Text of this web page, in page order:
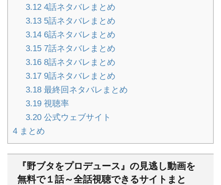
3.124話ネタバレまとめ
3.135話ネタバレまとめ
3.146話ネタバレまとめ
3.157話ネタバレまとめ
3.168話ネタバレまとめ
3.179話ネタバレまとめ
3.18最終回ネタバレまとめ
3.19視聴率
3.20公式ウェブサイト
4 まとめ
『野ブタをプロデュース』の見逃し動画を
無料で１話～全話視聴できるサイトまと